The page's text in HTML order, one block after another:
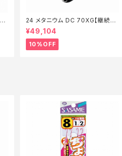
24 メタニウム DC 70XG【継続セ
ール_リール】【10】
¥49,104
10%OFF